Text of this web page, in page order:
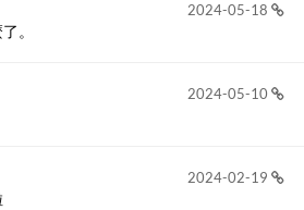
2024-05-18
。
2024-05-10
2024-02-19